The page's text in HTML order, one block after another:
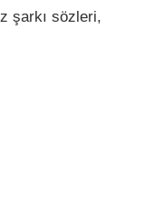
şarkı sözleri,